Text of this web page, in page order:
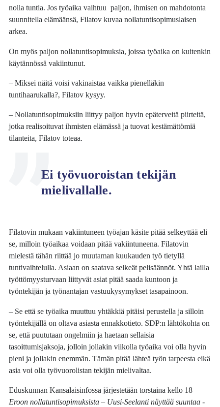
nolla tuntia. Jos työaika vaihtuu paljon, ihmisen on mahdotonta
suunnitella elämäänsä, Filatov kuvaa nollatuntisopimuslaisen
arkea.
On myös paljon nollatuntisopimuksia, joissa työaika on kuitenkin
käytännössä vakiintunut.
– Miksei näitä voisi vakinaistaa vaikka pienelläkin
tuntihaarukalla?, Filatov kysyy.
– Nollatuntisopimuksiin liittyy paljon hyvin epäterveitä piirteitä,
jotka realisoituvat ihmisten elämässä ja tuovat kestämättömiä
tilanteita, Filatov toteaa.
Ei työvuoroistan tekijän
mielivallalle.
Filatovin mukaan vakiintuneen työajan käsite pitää selkeyttää eli
se, milloin työaikaa voidaan pitää vakiintuneena. Filatovin
mielestä tähän riittää jo muutaman kuukauden työ tietyllä
tuntivaihtelulla. Asiaan on saatava selkeät pelisäännöt. Yhtä lailla
työttömyysturvaan liittyvät asiat pitää saada kuntoon ja
työntekijän ja työnantajan vastuukysymykset tasapainoon.
– Se että se työaika muuttuu yhtäkkiä pitäisi perustella ja silloin
työntekijällä on oltava asiasta ennakkotieto. SDP:n lähtökohta on
se, että puututaan ongelmiin ja haetaan sellaisia
tasoittumisjaksoja, jolloin jollakin viikolla työaika voi olla hyvin
pieni ja jollakin enemmän. Tämän pitää lähteä työn tarpeesta eikä
asia voi olla työvuorolistan tekijän mielivaltaa.
Eduskunnan Kansalaisinfossa järjestetään torstaina kello 18
Eroon nollatuntisopimuksista – Uusi-Seelanti näyttää suuntaa -